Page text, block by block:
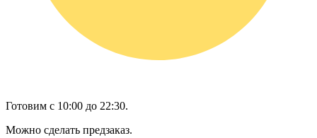
Готовим с 10:00 до 22:30.
Можно сделать предзаказ.